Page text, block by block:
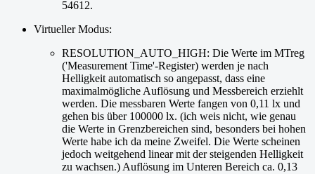
54612.
Virtueller Modus:
RESOLUTION_AUTO_HIGH: Die Werte im MTreg
('Measurement Time'-Register) werden je nach
Helligkeit automatisch so angepasst, dass eine
maximalmögliche Auflösung und Messbereich erziehlt
werden. Die messbaren Werte fangen von 0,11 lx und
gehen bis über 100000 lx. (ich weis nicht, wie genau
die Werte in Grenzbereichen sind, besonders bei hohen
Werte habe ich da meine Zweifel. Die Werte scheinen
jedoch weitgehend linear mit der steigenden Helligkeit
zu wachsen.) Auflösung im Unteren Bereich ca. 0,13